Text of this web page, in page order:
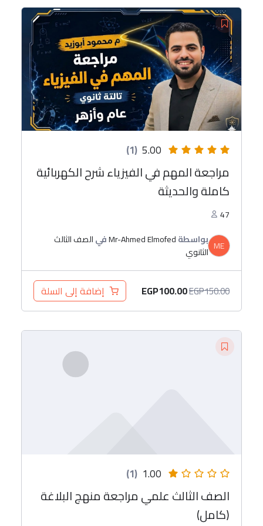
5.00
(1)
مراجعة المهم في الفيزياء شرح الكهربائية
كاملة والحديثة
47
ME بواسطةMr-Ahmed Elmofedفيالصف الثالث
الثانوي
EGP150.00
EGP100.00 إضافة إلى السلة
1.00
(1)
الصف الثالث علمي مراجعة منهج البلاغة
(كامل)